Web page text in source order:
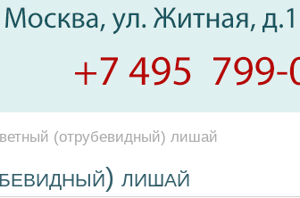
(отрубевидный) лишай
лишай